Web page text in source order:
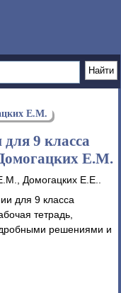
Е.М.
9 класса
Е.М.
Домогацких Е.Е..
для 9 класса
тетрадь,
решениями и